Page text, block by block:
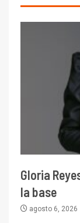
Gloria
la base
agosto 6, 2026